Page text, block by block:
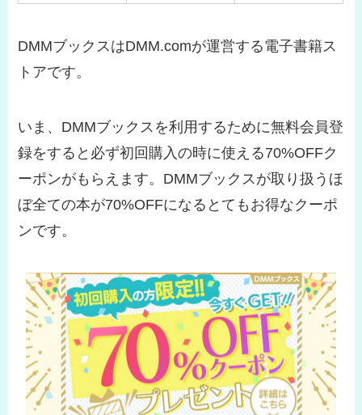
DMMブックスはDMM.comが運営する電子書籍ス
トアです。
いま、DMMブックスを利用するために無料会員登
録をすると必ず初回購入の時に使える70%OFFク
ーポンがもらえます。DMMブックスが取り扱うほ
ぼ全ての本が70%OFFになるとてもお得なクーポ
ンです。